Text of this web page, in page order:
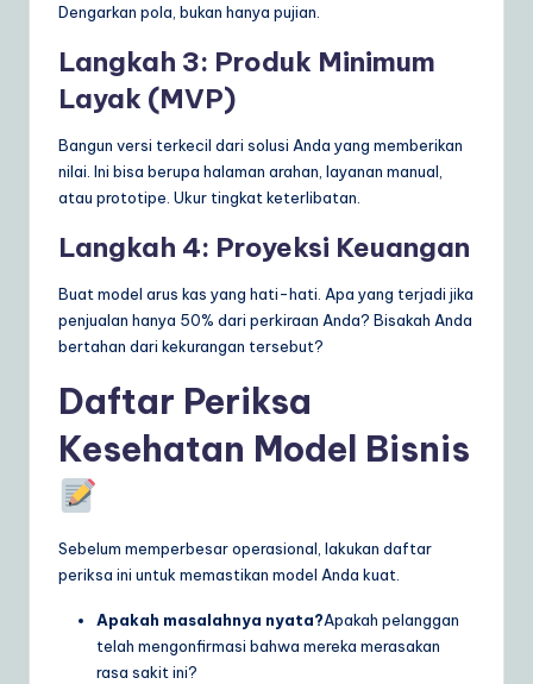
Dengarkan pola, bukan hanya pujian.
Langkah 3: Produk Minimum
Layak (MVP)
Bangun versi terkecil dari solusi Anda yang memberikan
nilai. Ini bisa berupa halaman arahan, layanan manual,
atau prototipe. Ukur tingkat keterlibatan.
Langkah 4: Proyeksi Keuangan
Buat model arus kas yang hati-hati. Apa yang terjadi jika
penjualan hanya 50% dari perkiraan Anda? Bisakah Anda
bertahan dari kekurangan tersebut?
Daftar Periksa
Kesehatan Model Bisnis
Sebelum memperbesar operasional, lakukan daftar
periksa ini untuk memastikan model Anda kuat.
Apakah masalahnya nyata?Apakah pelanggan
telah mengonfirmasi bahwa mereka merasakan
rasa sakit ini?